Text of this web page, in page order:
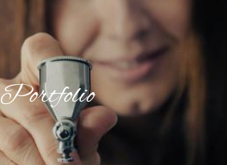
Portfolio